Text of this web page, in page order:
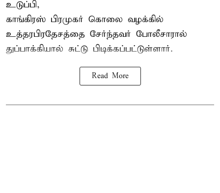
உடுப்பி,
காங்கிரஸ் பிரமுகர் கொலை வழக்கில்
உத்தரபிரதேசத்தை சேர்ந்தவர் போலீசாரால்
துப்பாக்கியால் சுட்டு பிடிக்கப்பட்டுள்ளார்.
Read More